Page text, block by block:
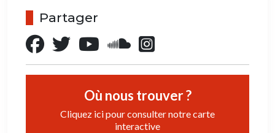
Partager
Où nous trouver ?
Cliquez ici pour consulter notre carte
interactive